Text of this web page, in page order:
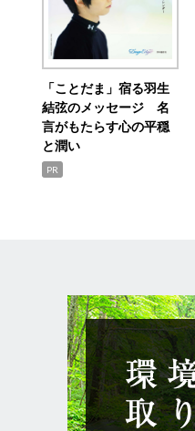
「ことだま」宿る羽生
結弦のメッセージ 名
言がもたらす心の平穏
と潤い
PR